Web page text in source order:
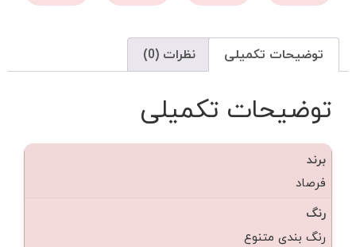
توضیحات تکمیلی نظرات (0)
توضیحات تکمیلی
برند
فرصاد
رنگ
رنگ بندی متنوع